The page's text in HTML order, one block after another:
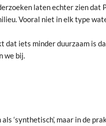
laten echter zien dat
Vooral niet in elk type
dat iets minder duurzaam is
we bij.
‘synthetisch’, maar in de